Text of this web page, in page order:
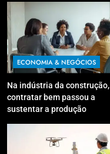
ECONOMIA & NEGÓCIOS
Na indústria da construção,
contratar bem passou a
sustentar a produção